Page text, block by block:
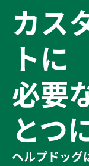
カス
トに
必要
とつ
ヘルプドッグ